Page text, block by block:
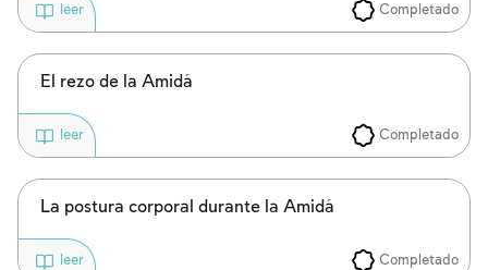
Completado
leer
El rezo de la Amidá
Completado
leer
La postura corporal durante la Amidá
Completado
leer